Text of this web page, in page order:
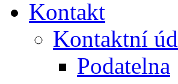
Kontakt
Kontaktní
Podatelna